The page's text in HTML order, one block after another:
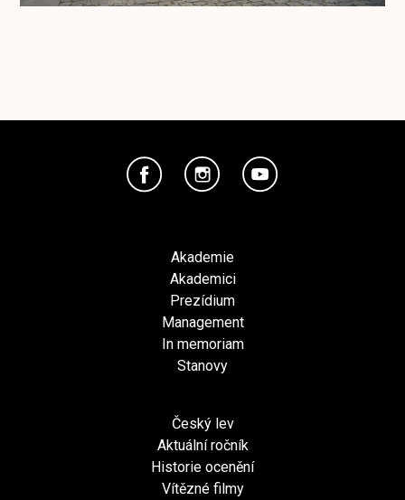
Akademie
Akademici
Prezídium
Management
In memoriam
Stanovy
Český lev
Aktuální ročník
Historie ocenění
Vítězné filmy